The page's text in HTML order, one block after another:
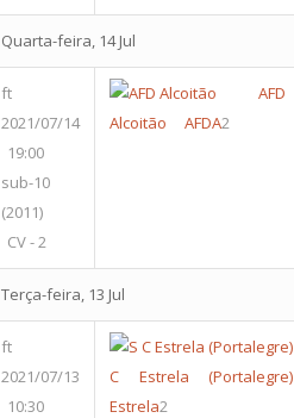
Quarta-feira, 14 Jul
ft
2021/07/14
19:00
sub-10
(2011)
CV - 2
AFD
Alcoitão
AFDA2
Terça-feira, 13 Jul
ft
2021/07/13
10:30
C Estrela (Portalegre)
Estrela2